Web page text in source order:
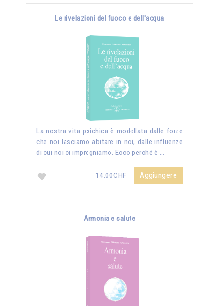
Le rivelazioni del fuoco e dell'acqua
La nostra vita psichica è modellata dalle forze
che noi lasciamo abitare in noi, dalle influenze
di cui noi ci impregniamo. Ecco perché è …
14.00CHF Aggiungere
Armonia e salute